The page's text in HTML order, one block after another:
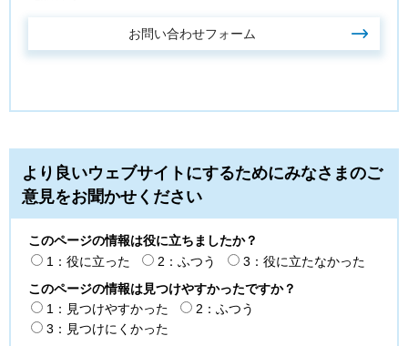
より良いウェブサイトにするためにみなさまのご
意見をお聞かせください
このページの情報は役に立ちましたか？
1：役に立った
2：ふつう
3：役に立たなかった
このページの情報は見つけやすかったですか？
1：見つけやすかった
2：ふつう
3：見つけにくかった